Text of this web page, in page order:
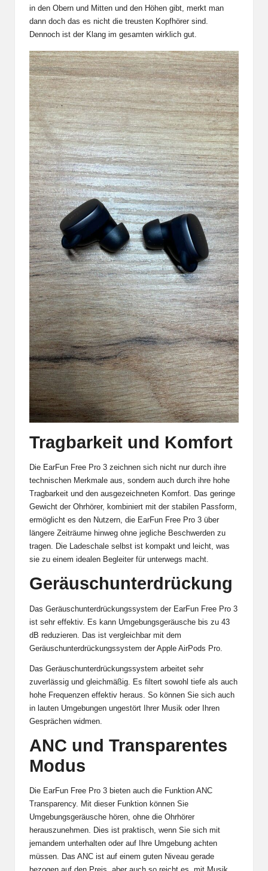
in den Obern und Mitten und den Höhen gibt, merkt man
dann doch das es nicht die treusten Kopfhörer sind.
Dennoch ist der Klang im gesamten wirklich gut.
Tragbarkeit und Komfort
Die EarFun Free Pro 3 zeichnen sich nicht nur durch ihre
technischen Merkmale aus, sondern auch durch ihre hohe
Tragbarkeit und den ausgezeichneten Komfort. Das geringe
Gewicht der Ohrhörer, kombiniert mit der stabilen Passform,
ermöglicht es den Nutzern, die EarFun Free Pro 3 über
längere Zeiträume hinweg ohne jegliche Beschwerden zu
tragen. Die Ladeschale selbst ist kompakt und leicht, was
sie zu einem idealen Begleiter für unterwegs macht.
Geräuschunterdrückung
Das Geräuschunterdrückungssystem der EarFun Free Pro 3
ist sehr effektiv. Es kann Umgebungsgeräusche bis zu 43
dB reduzieren. Das ist vergleichbar mit dem
Geräuschunterdrückungssystem der Apple AirPods Pro.
Das Geräuschunterdrückungssystem arbeitet sehr
zuverlässig und gleichmäßig. Es filtert sowohl tiefe als auch
hohe Frequenzen effektiv heraus. So können Sie sich auch
in lauten Umgebungen ungestört Ihrer Musik oder Ihren
Gesprächen widmen.
ANC und Transparentes
Modus
Die EarFun Free Pro 3 bieten auch die Funktion ANC
Transparency. Mit dieser Funktion können Sie
Umgebungsgeräusche hören, ohne die Ohrhörer
herauszunehmen. Dies ist praktisch, wenn Sie sich mit
jemandem unterhalten oder auf Ihre Umgebung achten
müssen. Das ANC ist auf einem guten Niveau gerade